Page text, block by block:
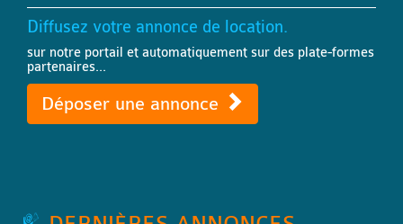
Diffusez votre annonce de location.
sur notre portail et automatiquement sur des plate-formes
partenaires...
Déposer une annonce